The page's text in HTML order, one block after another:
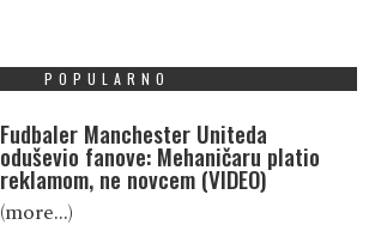
POPULARNO
Fudbaler Manchester Uniteda
oduševio fanove: Mehaničaru platio
reklamom, ne novcem (VIDEO)
(more…)